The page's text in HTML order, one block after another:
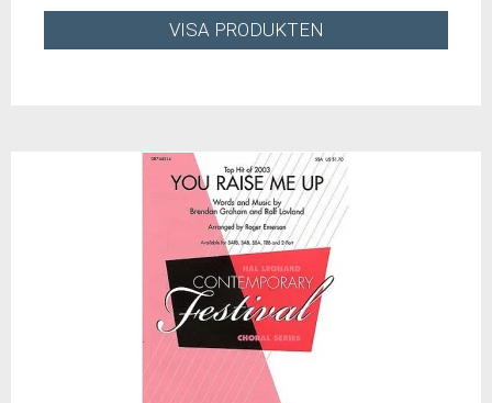
VISA PRODUKTEN